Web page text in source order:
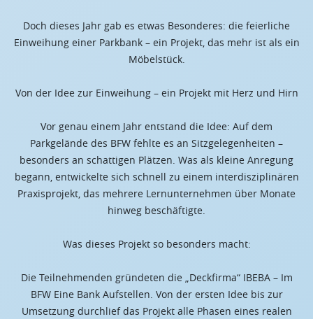
Doch dieses Jahr gab es etwas Besonderes: die feierliche
Einweihung einer Parkbank – ein Projekt, das mehr ist als ein
Möbelstück.
Von der Idee zur Einweihung – ein Projekt mit Herz und Hirn
Vor genau einem Jahr entstand die Idee: Auf dem
Parkgelände des BFW fehlte es an Sitzgelegenheiten –
besonders an schattigen Plätzen. Was als kleine Anregung
begann, entwickelte sich schnell zu einem interdisziplinären
Praxisprojekt, das mehrere Lernunternehmen über Monate
hinweg beschäftigte.
Was dieses Projekt so besonders macht:
Die Teilnehmenden gründeten die „Deckfirma“ IBEBA – Im
BFW Eine Bank Aufstellen. Von der ersten Idee bis zur
Umsetzung durchlief das Projekt alle Phasen eines realen